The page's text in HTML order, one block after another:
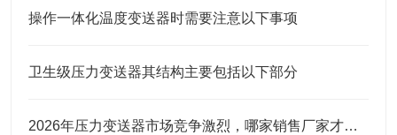
操作一体化温度变送器时需要注意以下事项
卫生级压力变送器其结构主要包括以下部分
2026年压力变送器市场竞争激烈，哪家销售厂家才是行业值得选择